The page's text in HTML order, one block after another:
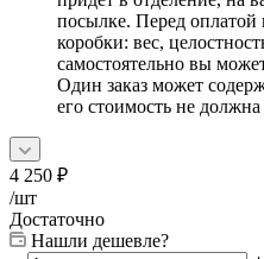
посылке. Перед оплатой
коробки: вес,
самостоятельно вы
Один заказ может
его стоимость не
4 250 ₽
/шт
Достаточно
Нашли дешевле?